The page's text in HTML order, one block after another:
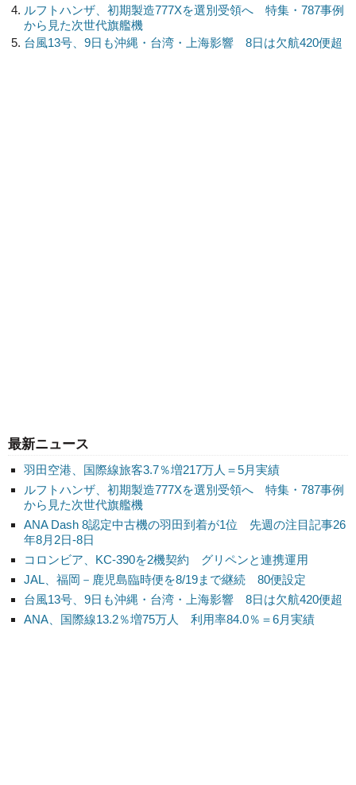
最新ニュース
羽田空港、国際線旅客3.7％増217万人＝5月実績
ルフトハンザ、初期製造777Xを選別受領へ 特集・787事例
から見た次世代旗艦機
ANA Dash 8認定中古機の羽田到着が1位 先週の注目記事26
年8月2日-8日
コロンビア、KC-390を2機契約 グリペンと連携運用
JAL、福岡－鹿児島臨時便を8/19まで継続 80便設定
台風13号、9日も沖縄・台湾・上海影響 8日は欠航420便超
ANA、国際線13.2％増75万人 利用率84.0％＝6月実績
ルフトハンザ、初期製造777Xを選別受領へ 特集・787事例
から見た次世代旗艦機
台風13号、9日も沖縄・台湾・上海影響 8日は欠航420便超